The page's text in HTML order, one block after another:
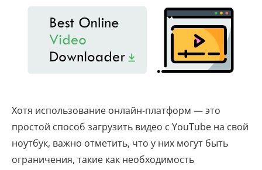
Хотя использование онлайн-платформ — это
простой способ загрузить видео с YouTube на свой
ноутбук, важно отметить, что у них могут быть
ограничения, такие как необходимость